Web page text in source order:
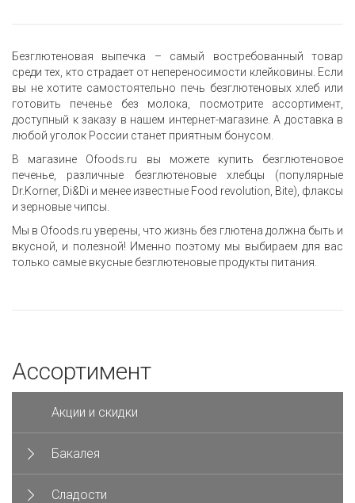
Безглютеновая выпечка – самый востребованный товар
среди тех, кто страдает от непереносимости клейковины. Если
вы не хотите самостоятельно печь безглютеновых хлеб или
готовить печенье без молока, посмотрите ассортимент,
доступный к заказу в нашем интернет-магазине. А доставка в
любой уголок России станет приятным бонусом.
В магазине Ofoods.ru вы можете купить безглютеновое
печенье, различные безглютеновые хлебцы (популярные
Dr.Korner, Di&Di и менее известные Food revolution, Bite), флаксы
и зерновые чипсы.
Мы в Ofoods.ru уверены, что жизнь без глютена должна быть и
вкусной, и полезной! Именно поэтому мы выбираем для вас
только самые вкусные безглютеновые продукты питания.
Ассортимент
Акции и скидки
Бакалея
Сладости